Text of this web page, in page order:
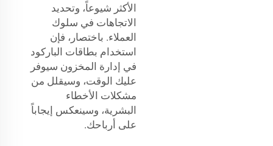
الأكثر شيوعاً، وتحديد
الاتجاهات في سلوك
العملاء. باختصار، فإن
استخدام بطاقات الباركود
في إدارة المخزون سيوفر
عليك الوقت، وسيقلل من
مشكلات الأخطاء
البشرية، وسينعكس إيجاباً
على أرباحك.